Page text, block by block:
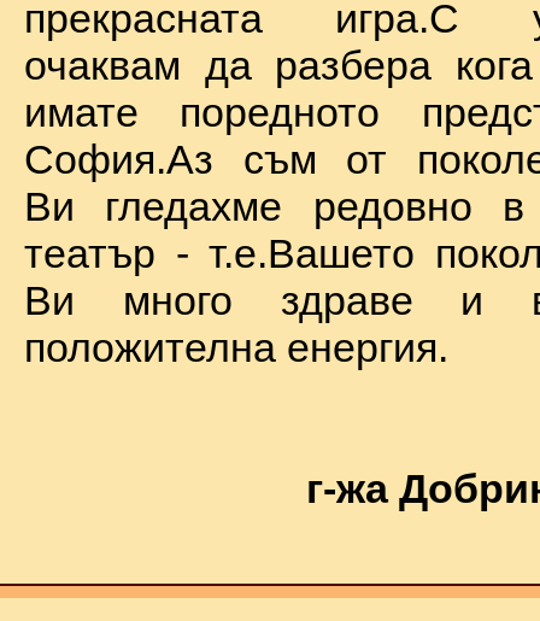
прекрасната игра.С
очаквам да разбера
имате поредното
София.Аз съм от
Ви гледахме редовно
театър - т.е.Вашето
Ви много здраве и
положителна енергия.
г-жа